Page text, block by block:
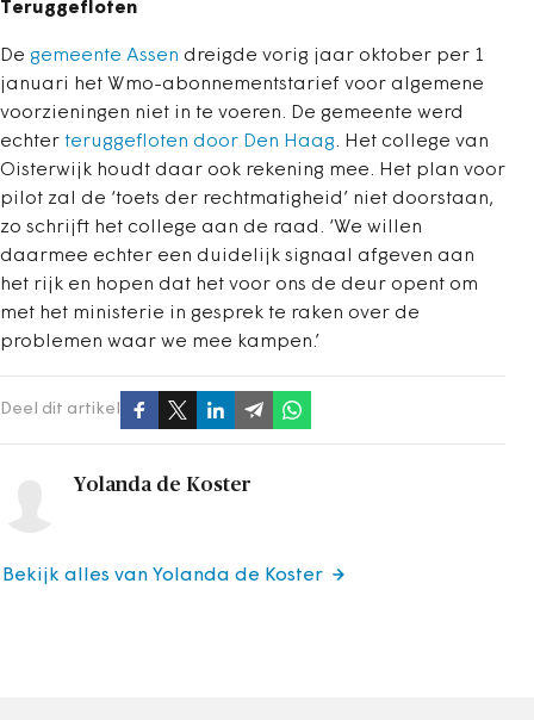
Teruggefloten
De gemeente Assen dreigde vorig jaar oktober per 1
januari het Wmo-abonnementstarief voor algemene
voorzieningen niet in te voeren. De gemeente werd
echter teruggefloten door Den Haag. Het college van
Oisterwijk houdt daar ook rekening mee. Het plan voor
pilot zal de ‘toets der rechtmatigheid’ niet doorstaan,
zo schrijft het college aan de raad. ‘We willen
daarmee echter een duidelijk signaal afgeven aan
het rijk en hopen dat het voor ons de deur opent om
met het ministerie in gesprek te raken over de
problemen waar we mee kampen.’
Deel dit artikel
Yolanda de Koster
Bekijk alles van Yolanda de Koster